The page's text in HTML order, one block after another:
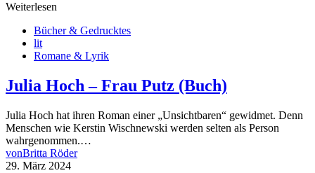
Weiterlesen
Bücher & Gedrucktes
lit
Romane & Lyrik
Julia Hoch – Frau Putz (Buch)
Julia Hoch hat ihren Roman einer „Unsichtbaren“ gewidmet. Denn
Menschen wie Kerstin Wischnewski werden selten als Person
wahrgenommen.…
vonBritta Röder
29. März 2024